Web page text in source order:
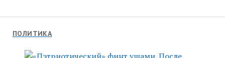
ПОЛИТИКА